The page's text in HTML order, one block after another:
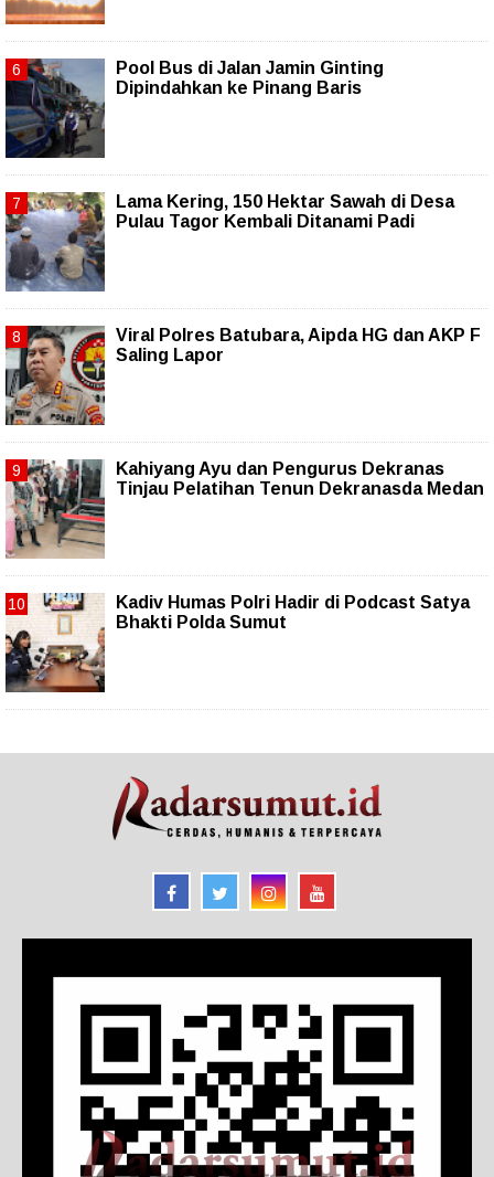
Pool Bus di Jalan Jamin Ginting
Dipindahkan ke Pinang Baris
Lama Kering, 150 Hektar Sawah di Desa
Pulau Tagor Kembali Ditanami Padi
Viral Polres Batubara, Aipda HG dan AKP F
Saling Lapor
Kahiyang Ayu dan Pengurus Dekranas
Tinjau Pelatihan Tenun Dekranasda Medan
Kadiv Humas Polri Hadir di Podcast Satya
Bhakti Polda Sumut